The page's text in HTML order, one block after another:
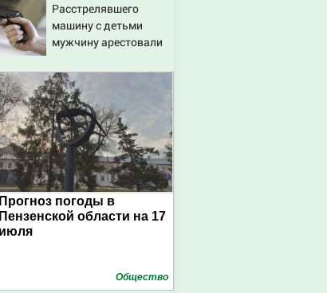
семитысячника
Расстрелявшего
машину с детьми
мужчину арестовали
Прогноз погоды в
Пензенской области на 17
июля
Общество